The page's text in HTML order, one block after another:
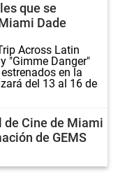
que se
Dade
Across Latin
"Gimme Danger"
en la
del 13 al 16 de
de Cine de Miami
de GEMS